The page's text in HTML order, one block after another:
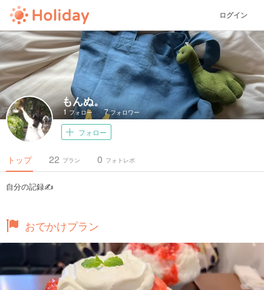
ログイン
もんぬ。
1フォロー 7フォロワー
フォロー
トップ プラン
22 フォトレポ
0
自分の記録✍️
おでかけプラン